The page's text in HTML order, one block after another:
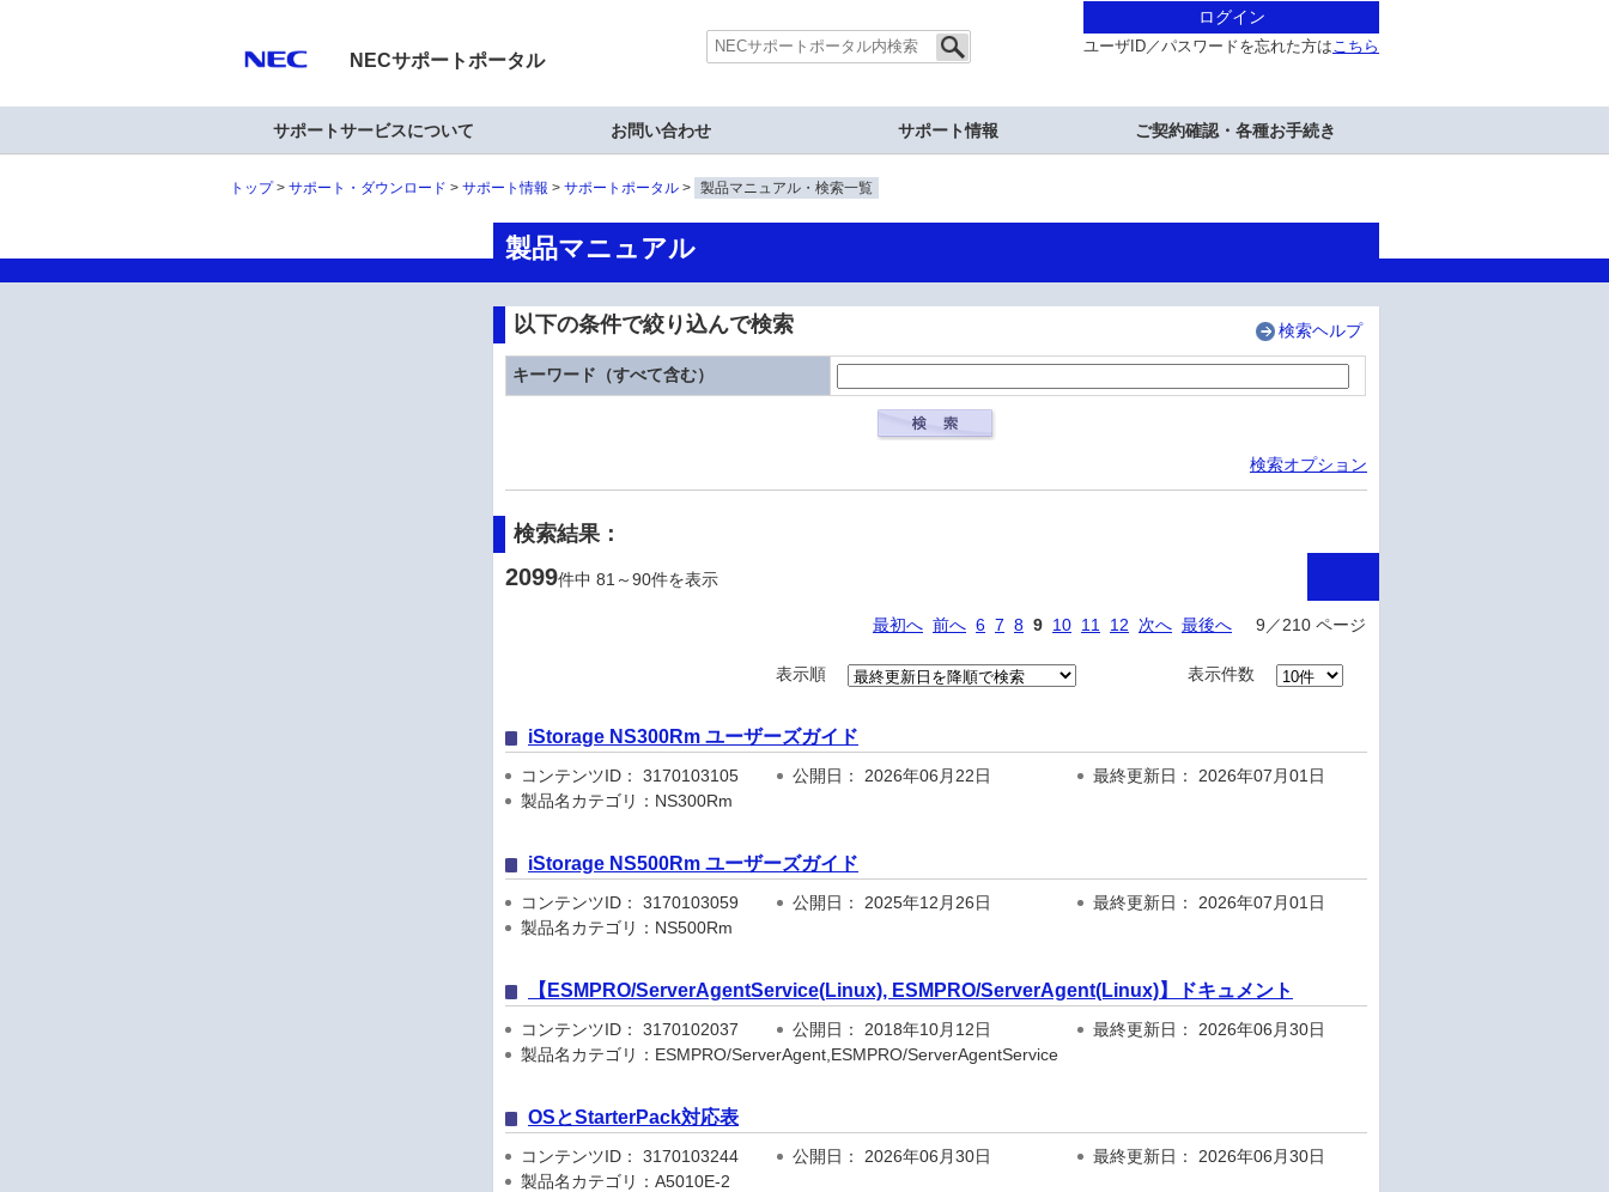
NECサポートポータル
ログイン
ユーザID／パスワードを忘れた方はこちら
サポートサービスについて お問い合わせ サポート情報 ご契約確認・各種お手続き
トップ サポート・ダウンロード サポート情報 サポートポータル 製品マニュアル・検索一覧
製品マニュアル
以下の条件で絞り込んで検索 検索ヘルプ
キーワード（すべて含む）
検索オプション
検索結果：
2099件中 81～90件を表示
最初へ 前へ 6 7 8 9 10 11 12 次へ 最後へ 9／210 ページ
表示順 表示件数
iStorage NS300Rm ユーザーズガイド
コンテンツID： 3170103105 公開日： 2026年06月22日
最終更新日： 2026年07月01日
製品名カテゴリ：NS300Rm
iStorage NS500Rm ユーザーズガイド
コンテンツID： 3170103059 公開日： 2025年12月26日
最終更新日： 2026年07月01日
製品名カテゴリ：NS500Rm
【ESMPRO/ServerAgentService(Linux), ESMPRO/ServerAgent(Linux)】ドキュメント
コンテンツID： 3170102037 公開日： 2018年10月12日
最終更新日： 2026年06月30日
製品名カテゴリ：ESMPRO/ServerAgent,ESMPRO/ServerAgentService
OSとStarterPack対応表
コンテンツID： 3170103244 公開日： 2026年06月30日
最終更新日： 2026年06月30日
製品名カテゴリ：A5010E-2